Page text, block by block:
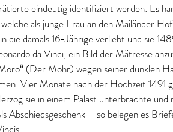
eindeutig identifiziert werden: Es
als junge Frau an den Mailänder
die damals 16-Jährige verliebt und sie
da Vinci, ein Bild der Mätresse
(Der Mohr) wegen seiner dunklen
Vier Monate nach der Hochzeit 1491
sie in einem Palast unterbrachte
Abschiedsgeschenk – so belegen es